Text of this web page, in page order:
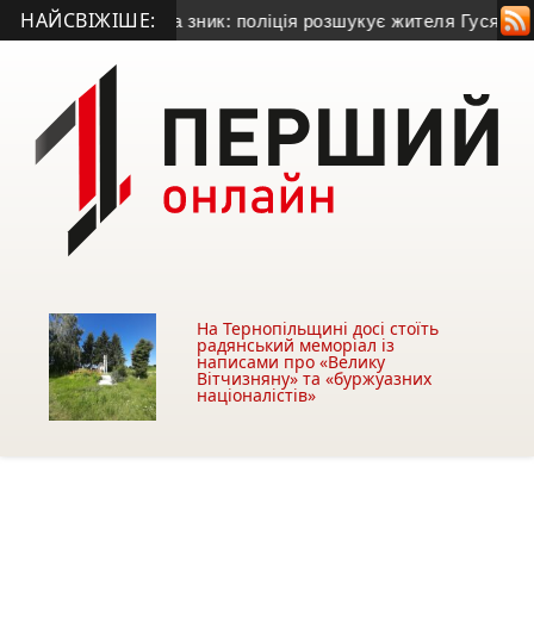
НАЙСВІЖІШЕ:
Теребовлі та зник: поліція розшукує жителя
На Тернопільщині досі стоїть
радянський меморіал із
написами про «Велику
Вітчизняну» та «буржуазних
націоналістів»